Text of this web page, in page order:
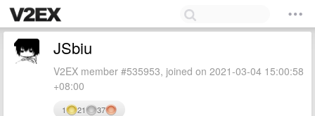
JSbiu
V2EX member #535953, joined on 2021-03-04 15:00:58
+08:00
1 21 37